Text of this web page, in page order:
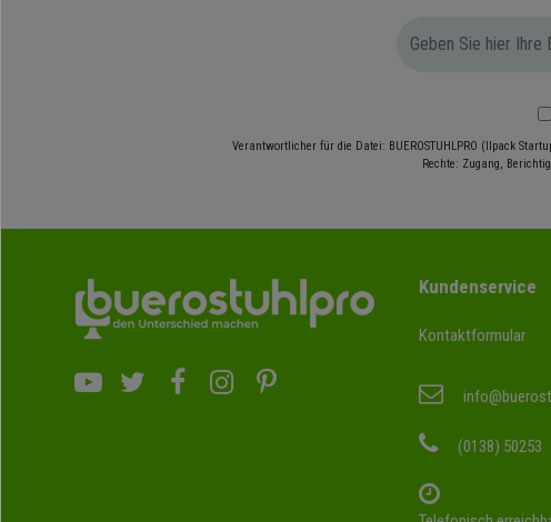
Verantwortlicher für die Datei: BUEROSTUHLPRO (Ilpack
Rechte: Zugang,
Kundenservice
Kontaktformular
(0138) 50253